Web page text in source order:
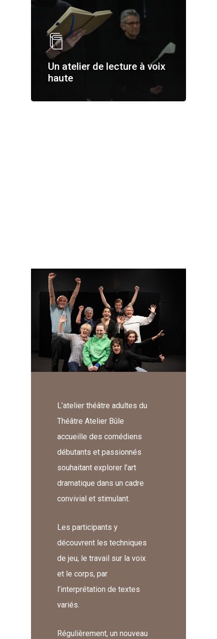
Un atelier de lecture à voix
haute
L’atelier théâtre adultes du
Théâtre Atelier Bûle
accueille des comédiens
débutants et passionnés
souhaitant explorer l’art
dramatique dans un cadre
convivial et stimulant.
Les participants y
découvrent les techniques
de jeu, le travail sur la voix
et le corps, par
l’interprétation de textes
variés.
Régulièrement, un nouveau